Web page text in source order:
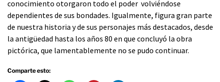
conocimiento otorgaron todo el poder volviéndose
dependientes de sus bondades. Igualmente, figura gran parte
de nuestra historia y de sus personajes más destacados, desde
la antigüedad hasta los años 80 en que concluyó la obra
pictórica, que lamentablemente no se pudo continuar.
Comparte esto: